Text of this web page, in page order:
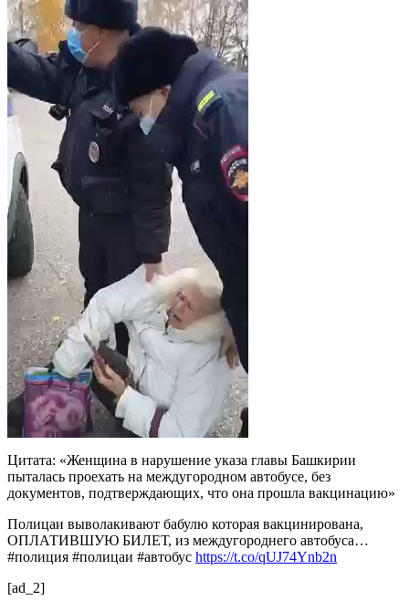
Цитата: «Женщина в нарушение указа главы Башкирии
пыталась проехать на междугородном автобусе, без
документов, подтверждающих, что она прошла вакцинацию»
Полицаи выволакивают бабулю которая вакцинирована,
ОПЛАТИВШУЮ БИЛЕТ, из междугороднего автобуса…
#полиция #полицаи #автобус https://t.co/qUJ74Ynb2n
[ad_2]